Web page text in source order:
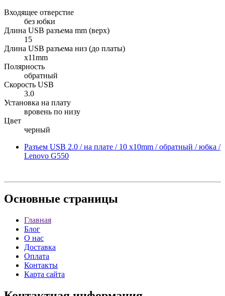
Входящее отверстие
без юбки
Длина USB разъема mm (верх)
15
Длина USB разъема низ (до платы)
x11mm
Полярность
обратный
Скорость USB
3.0
Установка на плату
вровень по низу
Цвет
черный
Разъем USB 2.0 / на плате / 10 x10mm / обратный / юбка /
Lenovo G550
Основные страницы
Главная
Блог
О нас
Доставка
Оплата
Контакты
Карта сайта